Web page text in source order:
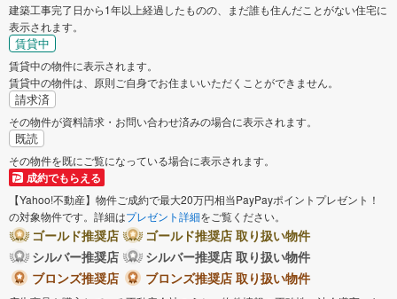
建築工事完了日から1年以上経過したものの、まだ誰も住んだことがない住宅に
表示されます。
賃貸中
賃貸中の物件に表示されます。
賃貸中の物件は、原則ご自身でお住まいいただくことができません。
請求済
その物件が資料請求・お問い合わせ済みの場合に表示されます。
既読
その物件を既にご覧になっている場合に表示されます。
成約でもらえる
【Yahoo!不動産】物件ご成約で最大20万円相当PayPayポイントプレゼント！
の対象物件です。詳細はプレゼント詳細をご覧ください。
ゴールド推奨店
ゴールド推奨店 取り扱い物件
シルバー推奨店
シルバー推奨店 取り扱い物件
ブロンズ推奨店
ブロンズ推奨店 取り扱い物件